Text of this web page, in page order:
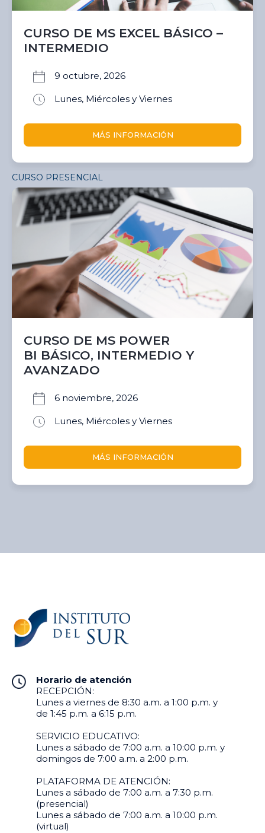
CURSO DE MS EXCEL BÁSICO –
INTERMEDIO
9 octubre, 2026
Lunes, Miércoles y Viernes
MÁS INFORMACIÓN
CURSO PRESENCIAL
CURSO DE MS POWER
BI BÁSICO, INTERMEDIO Y
AVANZADO
6 noviembre, 2026
Lunes, Miércoles y Viernes
MÁS INFORMACIÓN
Horario de atención
RECEPCIÓN:
Lunes a viernes de 8:30 a.m. a 1:00 p.m. y
de 1:45 p.m. a 6:15 p.m.
SERVICIO EDUCATIVO:
Lunes a sábado de 7:00 a.m. a 10:00 p.m. y
domingos de 7:00 a.m. a 2:00 p.m.
PLATAFORMA DE ATENCIÓN:
Lunes a sábado de 7:00 a.m. a 7:30 p.m.
(presencial)
Lunes a sábado de 7:00 a.m. a 10:00 p.m.
(virtual)